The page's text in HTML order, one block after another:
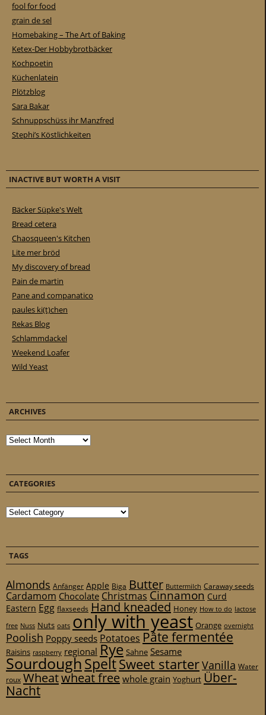
fool for food
grain de sel
Homebaking – The Art of Baking
Ketex-Der Hobbybrotbäcker
Kochpoetin
Küchenlatein
Plötzblog
Sara Bakar
Schnuppschüss ihr Manzfred
Stephi’s Köstlichkeiten
INACTIVE BUT WORTH A VISIT
Bäcker Süpke's Welt
Bread cetera
Chaosqueen's Kitchen
Lite mer bröd
My discovery of bread
Pain de martin
Pane and companatico
paules ki(t)chen
Rekas Blog
Schlammdackel
Weekend Loafer
Wild Yeast
ARCHIVES
Archives
CATEGORIES
Categories
TAGS
Almonds Anfänger Apple Biga Butter Buttermilch Caraway seeds
Cardamom Chocolate Christmas Cinnamon Curd
Eastern Egg flaxseeds Hand kneaded Honey How to do lactose
free Nuss Nuts oats only with yeast Orange overnight
Poolish Poppy seeds Potatoes Pâte fermentée
Raisins raspberry regional Rye Sahne Sesame
SourdoughSpeltSweet starterVanilla Water
roux Wheatwheat freewhole grain Yoghurt Über-
Nacht